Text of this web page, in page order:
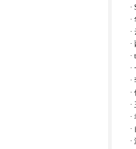
·
·
·
·
·
·
·
·
·
·
·
·